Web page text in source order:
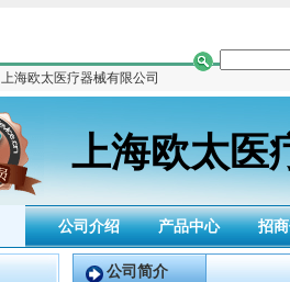
上海欧太医疗器械有限公司
上海欧太医
公司介绍 产品中心 招
公司简介